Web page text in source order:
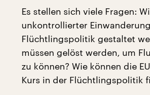
Es stellen sich viele Fragen:
unkontrollierter
Flüchtlingspolitik gestaltet
müssen gelöst werden, um
zu können? Wie können die
Kurs in der Flüchtlingspolitik